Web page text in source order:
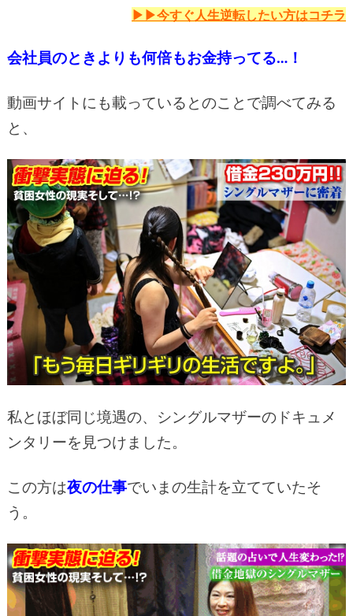
▶▶今すぐ人生逆転したい方はコチラ
会社員のときよりも何倍もお金持ってる…！
動画サイトにも載っているとのことで調べてみる
と、
私とほぼ同じ境遇の、シングルマザーのドキュメ
ンタリーを見つけました。
この方は夜の仕事でいまの生計を立てていたそ
う。